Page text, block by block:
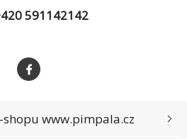
591142142
shopu www.pimpala.cz